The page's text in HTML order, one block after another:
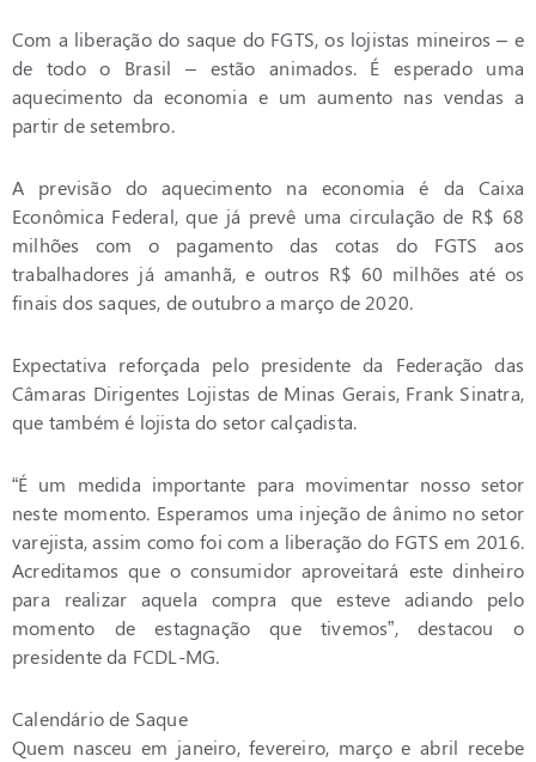
Com a liberação do saque do FGTS, os lojistas mineiros – e
de todo o Brasil – estão animados. É esperado uma
aquecimento da economia e um aumento nas vendas a
partir de setembro.
A previsão do aquecimento na economia é da Caixa
Econômica Federal, que já prevê uma circulação de R$ 68
milhões com o pagamento das cotas do FGTS aos
trabalhadores já amanhã, e outros R$ 60 milhões até os
finais dos saques, de outubro a março de 2020.
Expectativa reforçada pelo presidente da Federação das
Câmaras Dirigentes Lojistas de Minas Gerais, Frank Sinatra,
que também é lojista do setor calçadista.
“É um medida importante para movimentar nosso setor
neste momento. Esperamos uma injeção de ânimo no setor
varejista, assim como foi com a liberação do FGTS em 2016.
Acreditamos que o consumidor aproveitará este dinheiro
para realizar aquela compra que esteve adiando pelo
momento de estagnação que tivemos”, destacou o
presidente da FCDL-MG.
Calendário de Saque
Quem nasceu em janeiro, fevereiro, março e abril recebe